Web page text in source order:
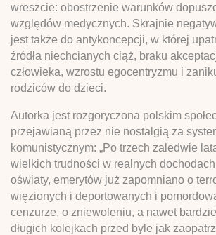
wreszcie: obostrzenie warunków
względów medycznych. Skrajnie
jest także do antykoncepcji, w której
źródła niechcianych ciąż, braku
człowieka, wzrostu egocentryzmu i
rodziców do dzieci.
Autorka jest rozgoryczona polskim
przejawianą przez nie nostalgią za
komunistycznym: „Po trzech zaledwie
wielkich trudności w realnych dochodach
oświaty, emerytów już zapomniano o
więzionych i deportowanych i
cenzurze, o zniewoleniu, a nawet
długich kolejkach przed byle jak